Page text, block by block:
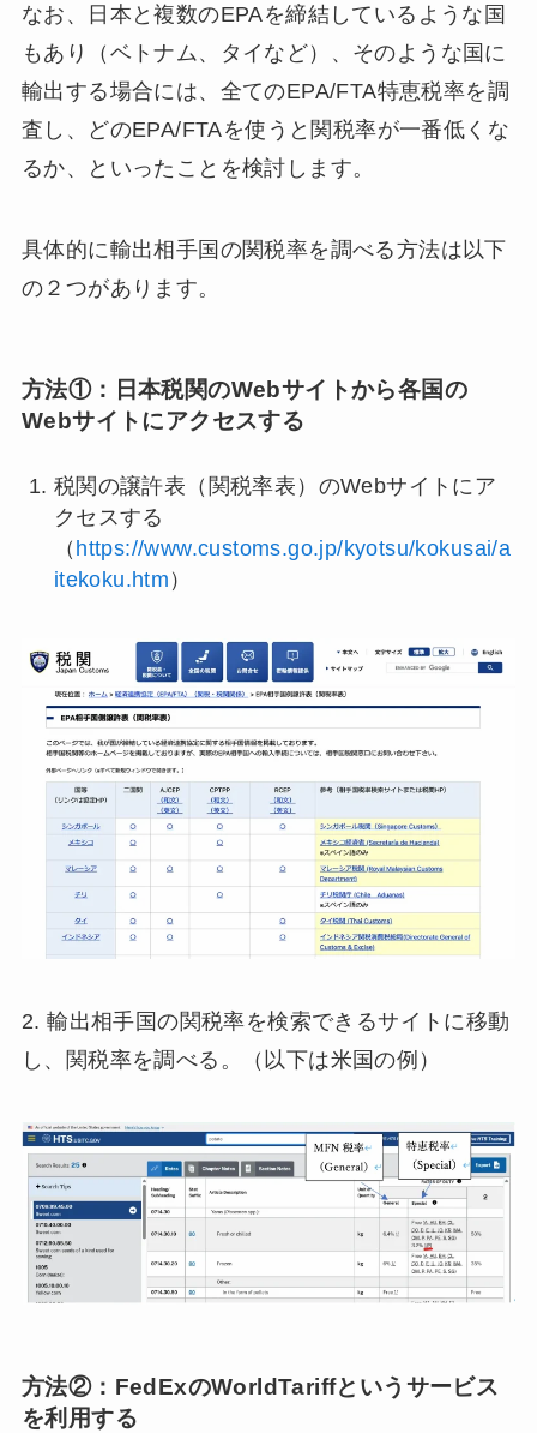
なお、日本と複数のEPAを締結しているような国
もあり（ベトナム、タイなど）、そのような国に
輸出する場合には、全てのEPA/FTA特恵税率を調
査し、どのEPA/FTAを使うと関税率が一番低くな
るか、といったことを検討します。
具体的に輸出相手国の関税率を調べる方法は以下
の２つがあります。
方法①：日本税関のWebサイトから各国の
Webサイトにアクセスする
税関の譲許表（関税率表）のWebサイトにア
クセスする
（ https://www.customs.go.jp/kyotsu/kokusai/a
itekoku.htm ）
2. 輸出相手国の関税率を検索できるサイトに移動
し、関税率を調べる。（以下は米国の例）
方法②：FedExのWorldTariffというサービス
を利用する